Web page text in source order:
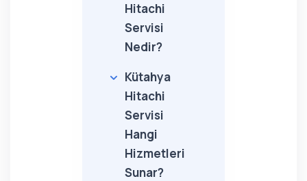
Hitachi
Servisi
Nedir?
Kütahya
Hitachi
Servisi
Hangi
Hizmetleri
Sunar?